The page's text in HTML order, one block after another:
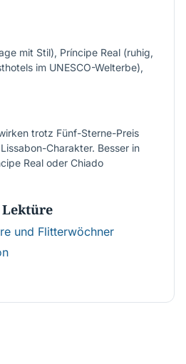
mit Stil), Príncipe Real (ruhig,
im UNESCO-Welterbe),
trotz Fünf-Sterne-Preis
Charakter. Besser in
Real oder Chiado
und Flitterwöchner